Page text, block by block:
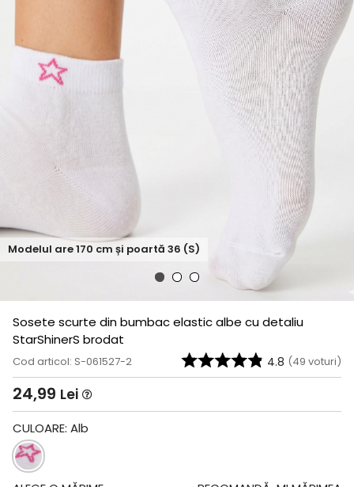
Modelul are170 cm și poartă 36 (S)
Sosete scurte din bumbac elastic albe cu detaliu
StarShinerS brodat
Cod articol: S-061527-2 4.8 (49 voturi)
24,99 Lei
CULOARE: Alb